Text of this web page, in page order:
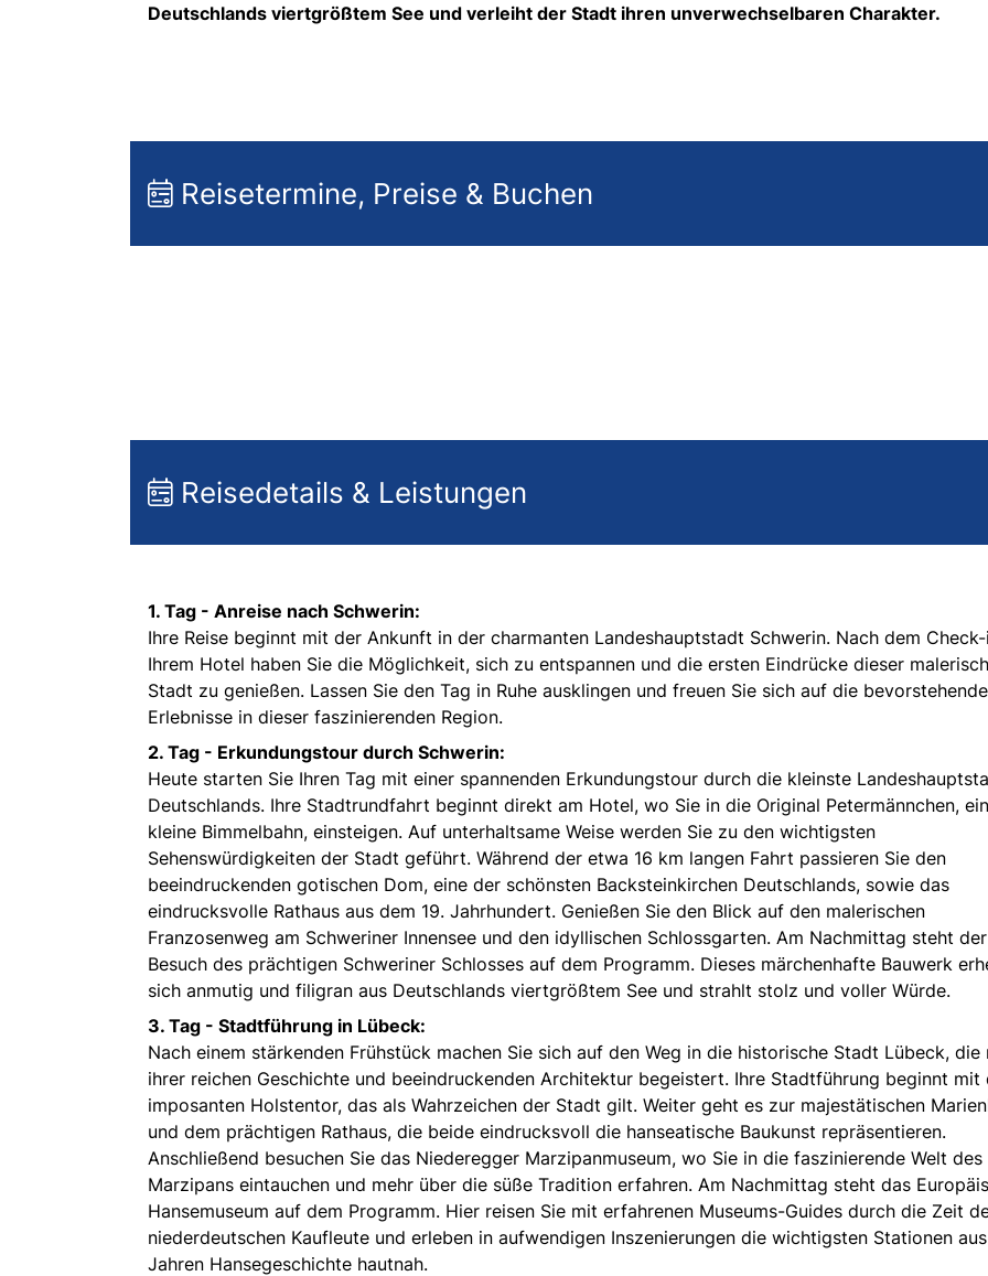
Deutschlands viertgrößtem See und verleiht der Stadt ihren unverwechselbaren Charakter.
Reisetermine, Preise & Buchen
Reisedetails & Leistungen
1. Tag - Anreise nach Schwerin:
Ihre Reise beginnt mit der Ankunft in der charmanten Landeshauptstadt Schwerin. Nach dem
Ihrem Hotel haben Sie die Möglichkeit, sich zu entspannen und die ersten Eindrücke dieser
Stadt zu genießen. Lassen Sie den Tag in Ruhe ausklingen und freuen Sie sich auf die
Erlebnisse in dieser faszinierenden Region.
2. Tag - Erkundungstour durch Schwerin:
Heute starten Sie Ihren Tag mit einer spannenden Erkundungstour durch die kleinste
Deutschlands. Ihre Stadtrundfahrt beginnt direkt am Hotel, wo Sie in die Original Petermännchen,
kleine Bimmelbahn, einsteigen. Auf unterhaltsame Weise werden Sie zu den wichtigsten
Sehenswürdigkeiten der Stadt geführt. Während der etwa 16 km langen Fahrt passieren Sie den
beeindruckenden gotischen Dom, eine der schönsten Backsteinkirchen Deutschlands, sowie das
eindrucksvolle Rathaus aus dem 19. Jahrhundert. Genießen Sie den Blick auf den malerischen
Franzosenweg am Schweriner Innensee und den idyllischen Schlossgarten. Am Nachmittag steht der
Besuch des prächtigen Schweriner Schlosses auf dem Programm. Dieses märchenhafte Bauwerk
sich anmutig und filigran aus Deutschlands viertgrößtem See und strahlt stolz und voller Würde.
3. Tag - Stadtführung in Lübeck:
Nach einem stärkenden Frühstück machen Sie sich auf den Weg in die historische Stadt Lübeck, die
ihrer reichen Geschichte und beeindruckenden Architektur begeistert. Ihre Stadtführung beginnt mit
imposanten Holstentor, das als Wahrzeichen der Stadt gilt. Weiter geht es zur majestätischen
und dem prächtigen Rathaus, die beide eindrucksvoll die hanseatische Baukunst repräsentieren.
Anschließend besuchen Sie das Niederegger Marzipanmuseum, wo Sie in die faszinierende Welt des
Marzipans eintauchen und mehr über die süße Tradition erfahren. Am Nachmittag steht das
Hansemuseum auf dem Programm. Hier reisen Sie mit erfahrenen Museums-Guides durch die Zeit
niederdeutschen Kaufleute und erleben in aufwendigen Inszenierungen die wichtigsten Stationen
Jahren Hansegeschichte hautnah.